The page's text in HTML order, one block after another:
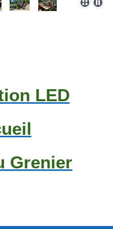
LED
Grenier